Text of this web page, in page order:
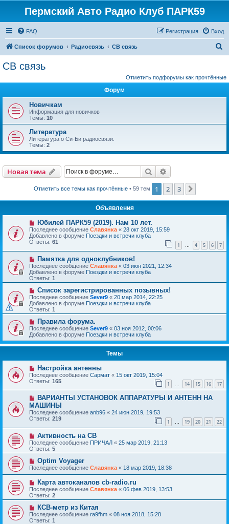
Пермский Авто Радио Клуб ПАРК59
FAQ Вход
Регистрация
Список форумов Радиосвязь СВ связь
с
СВ связь
Отметить подфорумы как прочтённые
Форум
Новичкам
Информация для новичков
Темы: 10
Литература
Литература о Си-Би радиосвязи.
Темы: 2
Новая тема Поиск
Отметить все темы как прочтённые• 59 тем 1 2 3
Объявления
Юбилей ПАРК59 (2019). Нам 10 лет.
Последнее сообщение Славянка « 28 окт 2019, 15:59
Добавлено в форуме Поездки и встречи клуба
Ответы: 61 1 … 4 5 6 7
Памятка для одноклубников!
Последнее сообщение Славянка « 03 июн 2021, 12:34
Добавлено в форуме Поездки и встречи клуба
Ответы: 1
Список зарегистрированных позывных!
Последнее сообщение Sever9 « 20 мар 2014, 22:25
Добавлено в форуме Поездки и встречи клуба
Ответы: 1
Правила форума.
Последнее сообщение Sever9 « 03 ноя 2012, 00:06
Добавлено в форуме Поездки и встречи клуба
Темы
Настройка антенны
Последнее сообщение Сармат « 15 окт 2019, 15:04
Ответы: 165 1 14 15 16 17
ВАРИАНТЫ УСТАНОВОК АППАРАТУРЫ И АНТЕНН НА
МАШИНЫ
Последнее сообщение anb96 « 24 июн 2019, 19:53
Ответы: 219 1 … 19 20 21 22
Активность на СВ
Последнее сообщение ПРИЧАЛ « 25 мар 2019, 21:13
Ответы: 5
Optim Voyager
Последнее сообщение Славянка « 18 мар 2019, 18:38
Карта автоканалов cb-radio.ru
Последнее сообщение Славянка « 06 фев 2019, 13:53
Ответы: 2
КСВ-метр из Китая
Последнее сообщение ra9fhm « 08 ноя 2018, 15:28
Ответы: 1